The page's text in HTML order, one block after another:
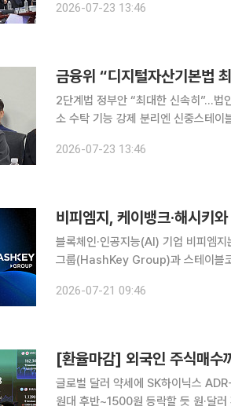
마련돼야 한다는 제언이 나왔다. 국회
2026-07-23 13:46
금융위 “디지털자산기본법
2단계법 정부안 “최대한 신속히”…법
소 수탁 기능 강제 분리엔 신중스테이
발표 시점도 입법과 연계해 조율한다
2026-07-23 13:46
비피엠지, 케이뱅크·해시키
블록체인·인공지능(AI) 기업 비피엠
그룹(HashKey Group)과 스테이블
홍콩 간 해외송금 모델을 공동 검토하
2026-07-21 09:46
[환율마감] 외국인 주식매수
글로벌 달러 약세에 SK하이닉스
원대 후반~1500원 등락할 듯 원·달러 환율이 5거래일째 하락했다(원화 강세). 환율 수준도 1470